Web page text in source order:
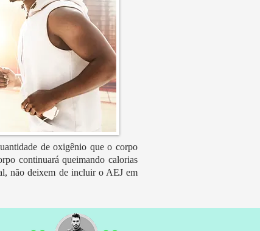
de oxigênio que o corpo
continuará queimando calorias
não deixem de incluir o AEJ em